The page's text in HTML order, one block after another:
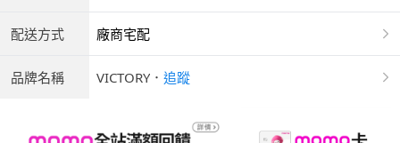
配送方式 廠商宅配
品牌名稱 VICTORY ． 追蹤